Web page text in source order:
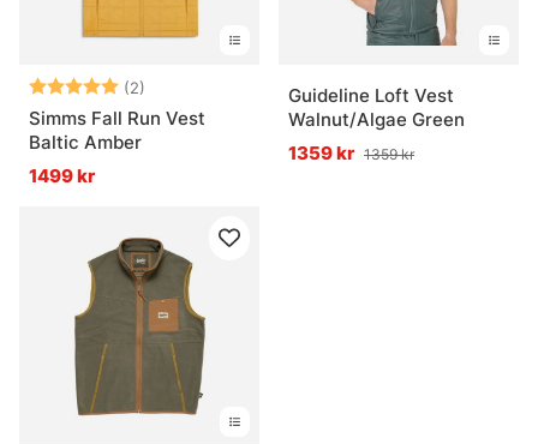
Betyg: (2)
5.0 utav 5 stjärnor
Simms Fall Run Vest
Baltic Amber
1499 kr
Guideline Loft Vest
Walnut/Algae Green
1359 kr 1359 kr